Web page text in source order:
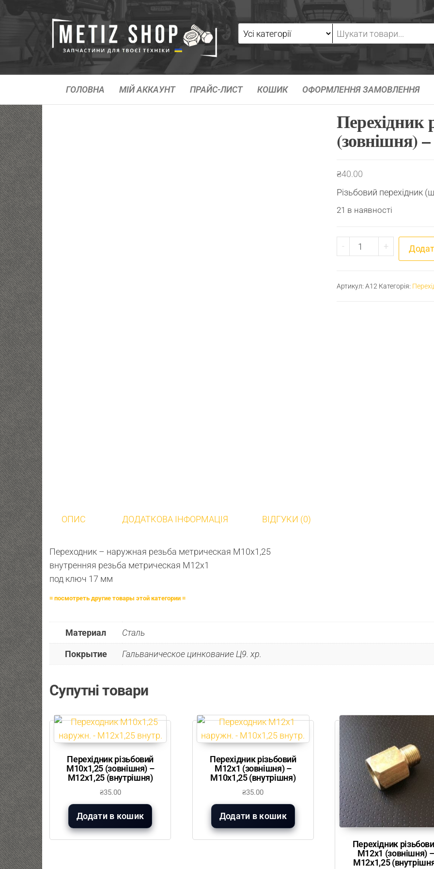
ГОЛОВНА МІЙ АККАУНТ ПРАЙС-ЛИСТ КОШИК ОФОРМЛЕННЯ ЗАМОВЛЕННЯ
Перехідник
(зовнішня)
₴40.00
Різьбовий перехідник
21 в наявності
- Перехідник
+
Артикул: A12 Категорія:
ОПИС ДОДАТКОВА ІНФОРМАЦІЯ ВІДГУКИ (0)
Переходник – наружная резьба метрическая М10х1,25
внутренняя резьба метрическая М12х1
под ключ 17 мм
≡ посмотреть другие товары этой категории ≡
Материал Сталь
Покрытие Гальваническое цинкование Ц9. хр.
Супутні товари
Перехідник різьбовий
М10х1,25 (зовнішня) –
М12х1,25 (внутрішня)
₴35.00
Додати в кошик
Перехідник різьбовий
М12х1 (зовнішня) –
М10х1,25 (внутрішня)
₴35.00
Додати в кошик
Перехідник
М12х1 (зовнішня) –
М12х1,25